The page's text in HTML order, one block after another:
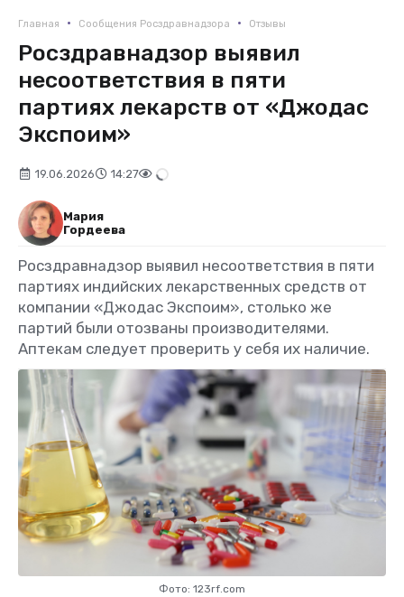
Главная • Сообщения Росздравнадзора • Отзывы
Росздравнадзор выявил
несоответствия в пяти
партиях лекарств от «Джодас
Экспоим»
19.06.2026 14:27
Мария
Гордеева
Росздравнадзор выявил несоответствия в пяти
партиях индийских лекарственных средств от
компании «Джодас Экспоим», столько же
партий были отозваны производителями.
Аптекам следует проверить у себя их наличие.
Фото: 123rf.com